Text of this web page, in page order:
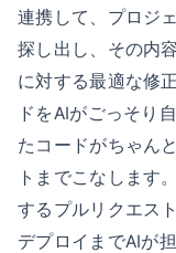
連携して、プロジ
探し出し、その内
に対する最適な修
ドをAIがごっそり
たコードがちゃん
トまでこなします
するプルリクエス
デプロイまでAIが